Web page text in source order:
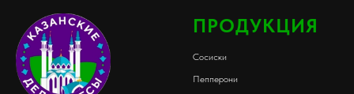
ПРОДУКЦИЯ
Сосиски
Пепперони